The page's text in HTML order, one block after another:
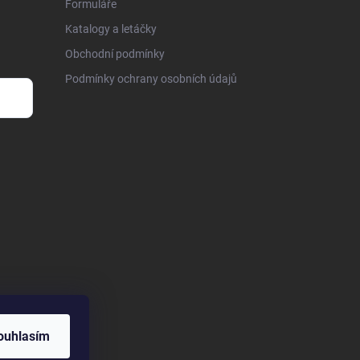
Formuláře
Katalogy a letáčky
Obchodní podmínky
Podmínky ochrany osobních údajů